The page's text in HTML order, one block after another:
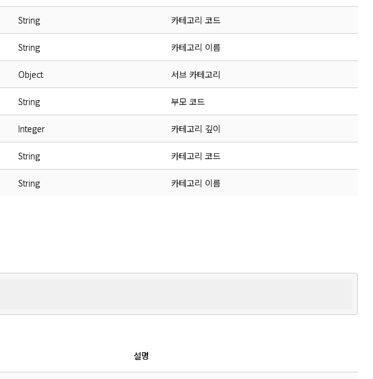
String 카테고리 코드
String 카테고리 이름
Object 서브 카테고리
String 부모 코드
Integer 카테고리 깊이
String 카테고리 코드
String 카테고리 이름
설명